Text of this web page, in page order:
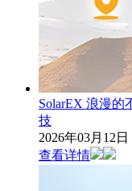
SolarEX 浪漫的
技
2026年03月12日
查看详情